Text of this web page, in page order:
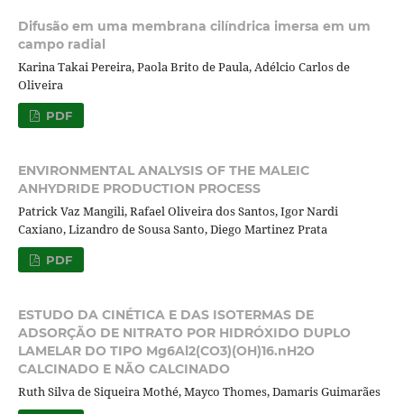
Difusão em uma membrana cilíndrica imersa em um
campo radial
Karina Takai Pereira, Paola Brito de Paula, Adélcio Carlos de
Oliveira
PDF
ENVIRONMENTAL ANALYSIS OF THE MALEIC
ANHYDRIDE PRODUCTION PROCESS
Patrick Vaz Mangili, Rafael Oliveira dos Santos, Igor Nardi
Caxiano, Lizandro de Sousa Santo, Diego Martinez Prata
PDF
ESTUDO DA CINÉTICA E DAS ISOTERMAS DE
ADSORÇÃO DE NITRATO POR HIDRÓXIDO DUPLO
LAMELAR DO TIPO Mg6Al2(CO3)(OH)16.nH2O
CALCINADO E NÃO CALCINADO
Ruth Silva de Siqueira Mothé, Mayco Thomes, Damaris Guimarães